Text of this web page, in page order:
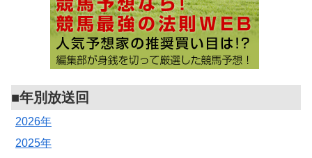
■年別放送回
2026年
2025年